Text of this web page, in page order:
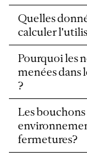
Quelles
calculer
Pourquoi les
menées dans
?
Les
fermetures?